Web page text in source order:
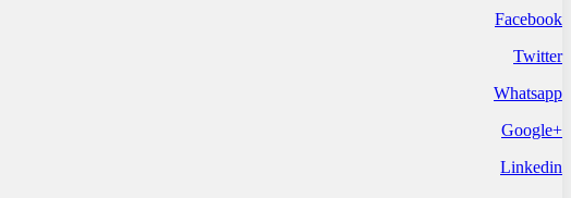
Facebook
Twitter
Whatsapp
+Google
Linkedin